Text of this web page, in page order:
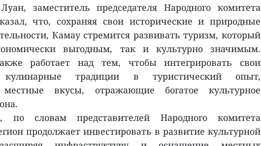
заместитель председателя Народного комитета
что, сохраняя свои исторические и природные
Камау стремится развивать туризм, который
выгодным, так и культурно значимым.
работает над тем, чтобы интегрировать свои
кулинарные традиции в туристический опыт,
местные вкусы, отражающие богатое культурное
по словам представителей Народного комитета
продолжает инвестировать в развитие культурной